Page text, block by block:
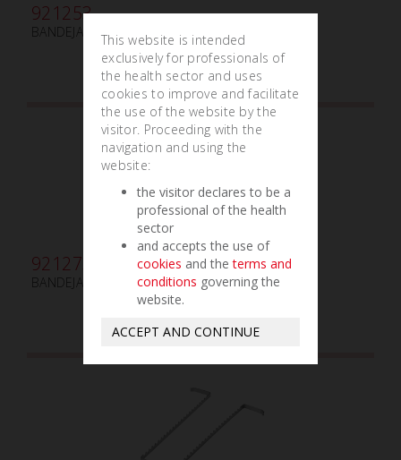
921253
BANDEJA PEQUEÑA ALUMINIO DORADA
921273
BANDEJA PEQUEÑA ALUMINIO ROJO
This website is intended
exclusively for professionals of
the health sector and uses
cookies to improve and facilitate
the use of the website by the
visitor. Proceeding with the
navigation and using the
website:
the visitor declares to be a
professional of the health
sector
and accepts the use of
cookies and theterms and
conditions governing the
website.
ACCEPT AND CONTINUE